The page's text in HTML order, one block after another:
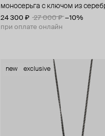
моносерьга с ключом из
24 300 ₽ 27 000 ₽ −10%
при оплате онлайн
new exclusive